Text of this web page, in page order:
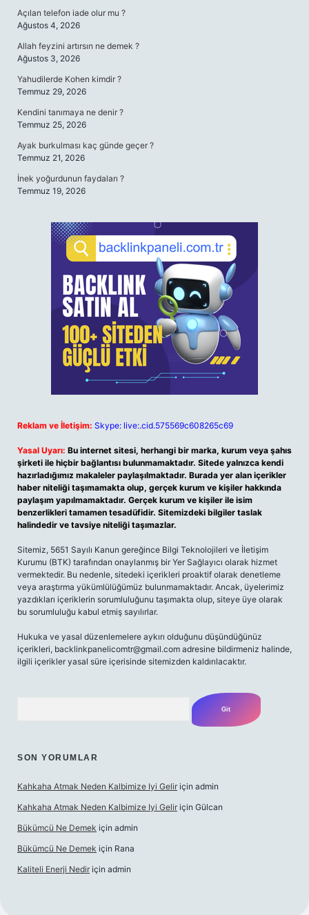
Açılan telefon iade olur mu ?
Ağustos 4, 2026
Allah feyzini artırsın ne demek ?
Ağustos 3, 2026
Yahudilerde Kohen kimdir ?
Temmuz 29, 2026
Kendini tanımaya ne denir ?
Temmuz 25, 2026
Ayak burkulması kaç günde geçer ?
Temmuz 21, 2026
İnek yoğurdunun faydaları ?
Temmuz 19, 2026
Reklam ve İletişim: Skype: live:.cid.575569c608265c69
Yasal Uyarı: Bu internet sitesi, herhangi bir marka, kurum veya şahıs
şirketi ile hiçbir bağlantısı bulunmamaktadır. Sitede yalnızca kendi
hazırladığımız makaleler paylaşılmaktadır. Burada yer alan içerikler
haber niteliği taşımamakta olup, gerçek kurum ve kişiler hakkında
paylaşım yapılmamaktadır. Gerçek kurum ve kişiler ile isim
benzerlikleri tamamen tesadüfidir. Sitemizdeki bilgiler taslak
halindedir ve tavsiye niteliği taşımazlar.
Sitemiz, 5651 Sayılı Kanun gereğince Bilgi Teknolojileri ve İletişim
Kurumu (BTK) tarafından onaylanmış bir Yer Sağlayıcı olarak hizmet
vermektedir. Bu nedenle, sitedeki içerikleri proaktif olarak denetleme
veya araştırma yükümlülüğümüz bulunmamaktadır. Ancak, üyelerimiz
yazdıkları içeriklerin sorumluluğunu taşımakta olup, siteye üye olarak
bu sorumluluğu kabul etmiş sayılırlar.
Hukuka ve yasal düzenlemelere aykırı olduğunu düşündüğünüz
içerikleri, backlinkpanelicomtr@gmail.com adresine bildirmeniz halinde,
ilgili içerikler yasal süre içerisinde sitemizden kaldırılacaktır.
SON YORUMLAR
Kahkaha Atmak Neden Kalbimize Iyi Gelir için admin
Kahkaha Atmak Neden Kalbimize Iyi Gelir için Gülcan
Bükümcü Ne Demek için admin
Bükümcü Ne Demek için Rana
Kaliteli Enerji Nedir için admin